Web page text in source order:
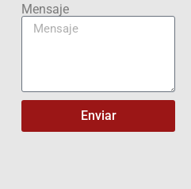
Mensaje
Enviar